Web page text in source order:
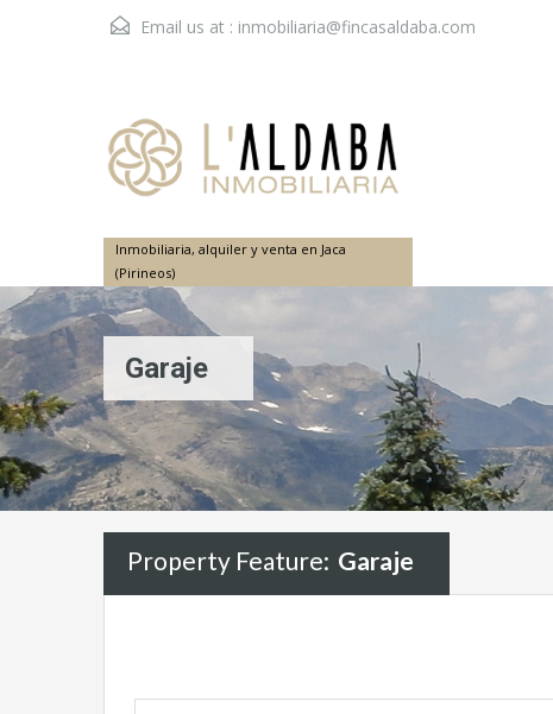
Email us at : inmobiliaria@fincasaldaba.com
Inmobiliaria, alquiler y venta en Jaca
(Pirineos)
Garaje
Property Feature: Garaje